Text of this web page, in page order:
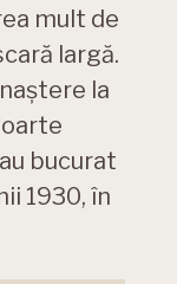
mult de
largă.
la
bucurat
1930, în